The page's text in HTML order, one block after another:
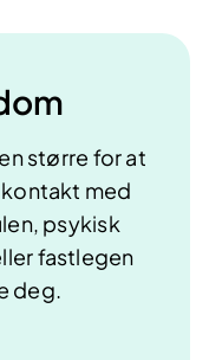
større for at
kontakt med
psykisk
fastlegen
deg.